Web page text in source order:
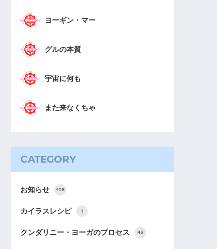
ヨーギン・マー
グルの本質
宇宙に何も
また来なくちゃ
CATEGORY
お知らせ 425
カイラスレシピ 1
クンダリニー・ヨーガのプロセス 45